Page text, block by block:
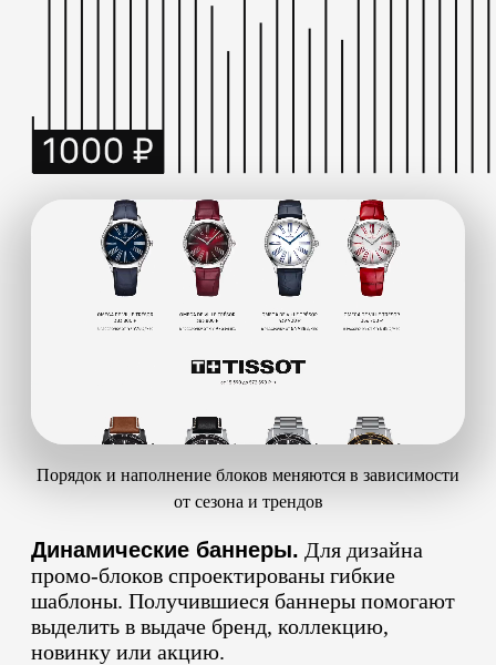
Порядок и наполнение блоков меняются в зависимости
от сезона и трендов
Динамические баннеры. Для дизайна
промо-блоков спроектированы гибкие
шаблоны. Получившиеся баннеры помогают
выделить в выдаче бренд, коллекцию,
новинку или акцию.